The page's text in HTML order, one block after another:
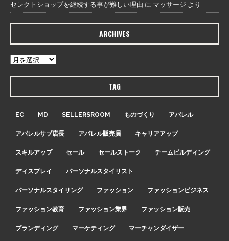
セレクトショップを継続する事が難しい理由 に マッサージ より
ARCHIVES
TAG
EC MD SELLERSROOM ものづくり アパレル
アパレルサブ店長 アパレル販売員 キャリアアップ
スキルアップ セール セールストーク チームビルディング
ディスプレイ パーソナルスタイリスト
パーソナルスタイリング ファッション ファッションビジネス
ファッション教育 ファッション業界 ファッション販売
ブランディング マーケティング マーチャンダイザー